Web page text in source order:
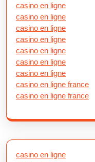
casino en ligne
casino en ligne
casino en ligne
casino en ligne
casino en ligne
casino en ligne
casino en ligne
casino en ligne france
casino en ligne france
casino en ligne